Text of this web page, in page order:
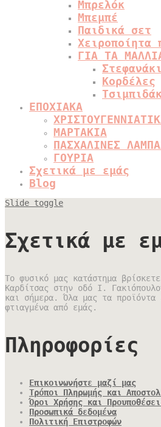
Μπρελόκ
Μπεμπέ
Παιδικά σετ
Χειροποίητα
ΓΙΑ ΤΑ
Κορδέλες
ΕΠΟΧΙΑΚΑ
ΜΑΡΤΑΚΙΑ
ΠΑΣΧΑΛΙΝΕΣ
ΓΟΥΡΙΑ
Σχετικά με εμάς
Blog
Slide toggle
Σχετικά με
Το φυσικό μας κατάστημα
Καρδίτσας στην οδό Ι.
και σήμερα. Όλα μας τα προϊόντα
φτιαγμένα από εμάς.
Πληροφορίες
Επικοινωνήστε μαζί μας
Τρόποι Πληρωμής και
Όροι Χρήσης και
Προσωπικά δεδομένα
Πολιτική Επιστροφών